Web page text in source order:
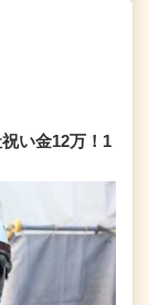
い金12万！1